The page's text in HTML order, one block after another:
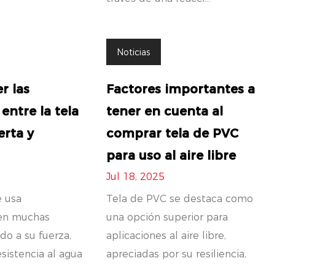
las
la tela
y
usa
muchas
a su fuerza,
al agua
Noticias
Factores importantes a
tener en cuenta al
comprar tela de PVC
para uso al aire libre
Jul 18, 2025
Tela de PVC se destaca como
una opción superior para
aplicaciones al aire libre,
apreciadas por su resiliencia,